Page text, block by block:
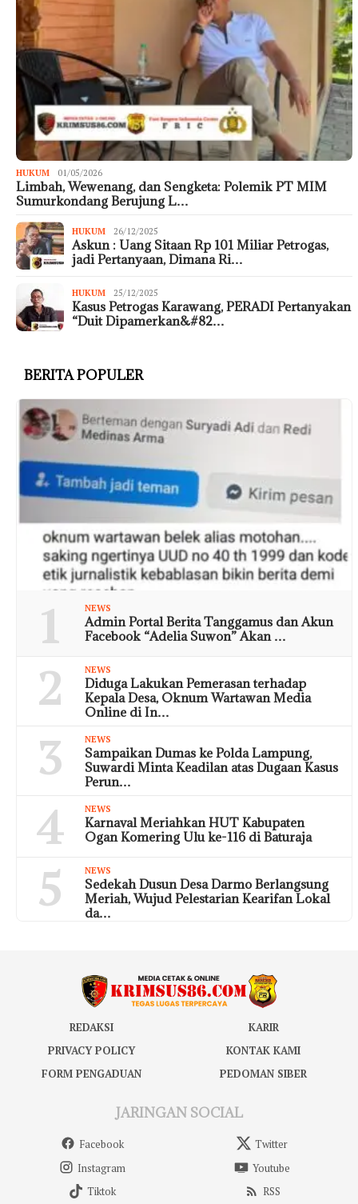
HUKUM 01/05/2026
Limbah, Wewenang, dan Sengketa: Polemik PT MIM
Sumurkondang Berujung L…
HUKUM 26/12/2025
Askun : Uang Sitaan Rp 101 Miliar Petrogas,
jadi Pertanyaan, Dimana Ri…
HUKUM 25/12/2025
Kasus Petrogas Karawang, PERADI Pertanyakan
“Duit Dipamerkan&#82…
BERITA POPULER
1 NEWS
Admin Portal Berita Tanggamus dan Akun
Facebook “Adelia Suwon” Akan …
2 NEWS
Diduga Lakukan Pemerasan terhadap
Kepala Desa, Oknum Wartawan Media
Online di In…
3 NEWS
Sampaikan Dumas ke Polda Lampung,
Suwardi Minta Keadilan atas Dugaan Kasus
Perun…
4 NEWS
Karnaval Meriahkan HUT Kabupaten
Ogan Komering Ulu ke-116 di Baturaja
5 NEWS
Sedekah Dusun Desa Darmo Berlangsung
Meriah, Wujud Pelestarian Kearifan Lokal
da…
REDAKSI
KARIR
PRIVACY POLICY
KONTAK KAMI
FORM PENGADUAN
PEDOMAN SIBER
JARINGAN SOCIAL
Facebook
Twitter
Instagram
Youtube
Tiktok
RSS